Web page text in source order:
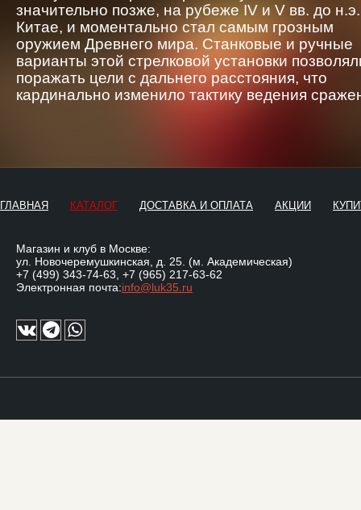
значительно позже, на рубеже IV и V вв. до
Китае, и моментально стал самым грозным
оружием Древнего мира. Станковые и ручные
варианты этой стрелковой установки
поражать цели с дальнего расстояния, что
кардинально изменило тактику ведения
ГЛАВНАЯ КАТАЛОГ ДОСТАВКА И ОПЛАТА АКЦИИ
Магазин и клуб в Москве:
ул. Новочеремушкинская, д. 25. (м. Академическая)
+7 (499) 343-74-63 +7 (965) 217-63-62
Электронная почта:info@luk35.ru